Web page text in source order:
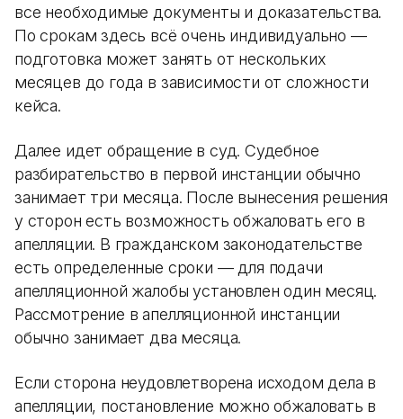
все необходимые документы и доказательства.
По срокам здесь всё очень индивидуально —
подготовка может занять от нескольких
месяцев до года в зависимости от сложности
кейса.
Далее идет обращение в суд. Судебное
разбирательство в первой инстанции обычно
занимает три месяца. После вынесения решения
у сторон есть возможность обжаловать его в
апелляции. В гражданском законодательстве
есть определенные сроки — для подачи
апелляционной жалобы установлен один месяц.
Рассмотрение в апелляционной инстанции
обычно занимает два месяца.
Если сторона неудовлетворена исходом дела в
апелляции, постановление можно обжаловать в